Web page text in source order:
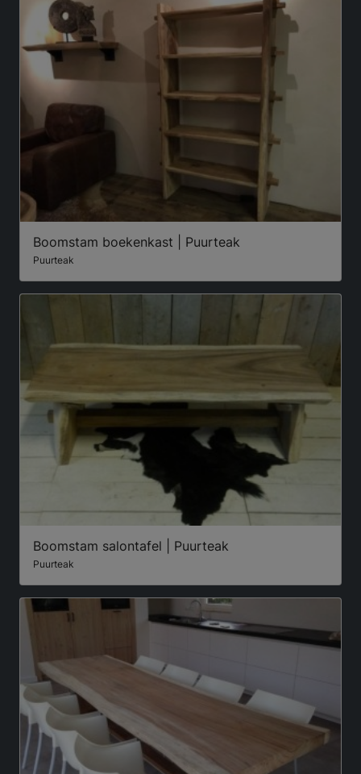
Boomstam boekenkast | Puurteak
Puurteak
Boomstam salontafel | Puurteak
Puurteak